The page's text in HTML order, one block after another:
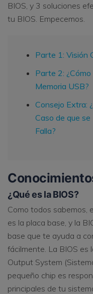
BIOS, y 3 soluciones
tu BIOS. Empecemos.
Parte 1: Visión
Parte 2:
Memoria USB?
Consejo Extra:
Caso de que
Falla?
¿Qué es la BIOS?
Como todos sabemos,
es la placa base, y la
base que te ayuda a
fácilmente. La BIOS es
Output System
pequeño chip es
principales de tu